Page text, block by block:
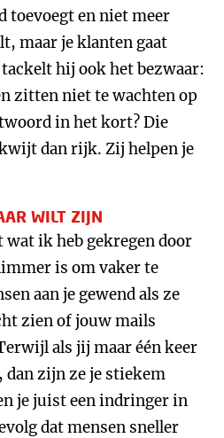
toevoegt en niet meer
maar je klanten gaat
hij ook het bezwaar:
zitten niet te wachten op
in het kort? Die
dan rijk. Zij helpen je
WILT ZIJN
ik heb gekregen door
is om vaker te
aan je gewend als ze
zien of jouw mails
als jij maar één keer
zijn ze je stiekem
je juist een indringer in
dat mensen sneller